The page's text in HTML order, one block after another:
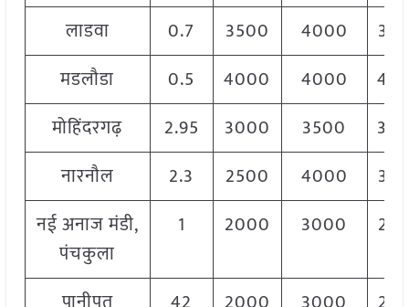
लाडवा
0.7 3500 4000
मडलौडा
0.5 4000 4000
मोहिंदरगढ़
2.95 3000 3500
नारनौल
2.3 2500 4000
नई अनाज मंडी,
पंचकुला
1 2000 3000